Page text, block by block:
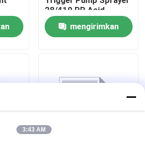
Parfum
Pemicu
28/410 PP Acid
Resistant for
Industrial Cleaning
mengirimkan
3:43 AM